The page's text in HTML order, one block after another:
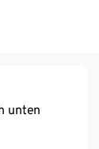
unten